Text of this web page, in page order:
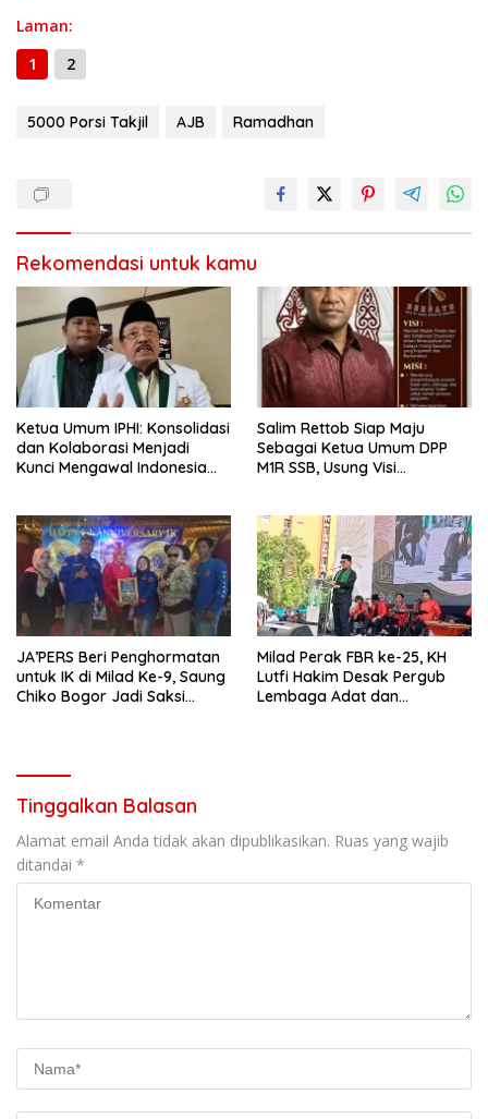
Laman:
1
2
5000 Porsi Takjil AJB Ramadhan
Rekomendasi untuk kamu
Ketua Umum IPHI: Konsolidasi
dan Kolaborasi Menjadi
Kunci Mengawal Indonesia
Salim Rettob Siap Maju
Sebagai Ketua Umum DPP
M1R SSB, Usung Visi
‎JA’PERS Beri Penghormatan
untuk IK di Milad Ke-9, Saung
Chiko Bogor Jadi Saksi
Milad Perak FBR ke-25, KH
Lutfi Hakim Desak Pergub
Lembaga Adat dan
Tinggalkan Balasan
Alamat email Anda tidak akan dipublikasikan. Ruas yang wajib
ditandai *